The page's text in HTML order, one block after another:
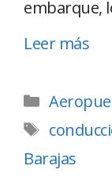
embarque,
Leer más
Barajas